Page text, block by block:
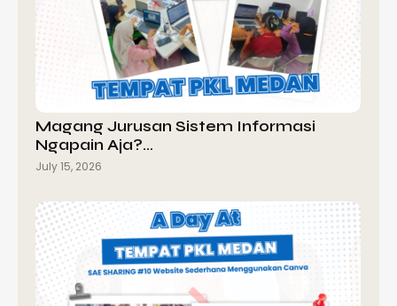
Magang Jurusan Sistem Informasi
Ngapain Aja?…
July 15, 2026